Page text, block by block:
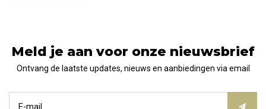
Meld je aan voor onze nieuwsbrief
Ontvang de laatste updates, nieuws en aanbiedingen via email